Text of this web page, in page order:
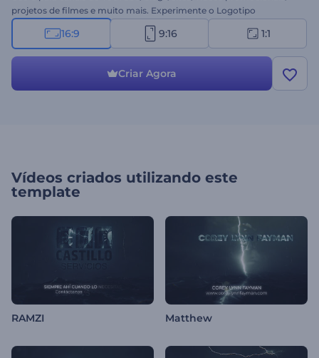
projetos de filmes e muito mais. Experimente o Logotipo
Tempestade Furiosa agora mesmo!
16:9 9:16 1:1
Criar Agora
Vídeos criados utilizando este
template
RAMZI Matthew